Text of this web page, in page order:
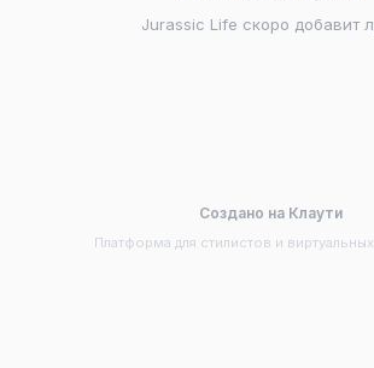
Jurassic Life скоро добавит
Создано на Клаути
Платформа для стилистов и